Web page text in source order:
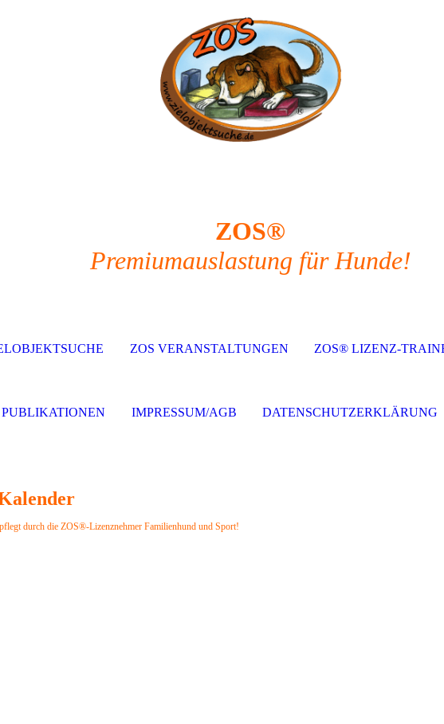
ZOS®
Premiumauslastung für Hunde!
ZOS VERANSTALTUNGEN ZOS® LIZENZ-
PUBLIKATIONEN IMPRESSUM/AGB DATENSCHUTZERKLÄRUNG
durch die ZOS®-Lizenznehmer Familienhund und Sport!